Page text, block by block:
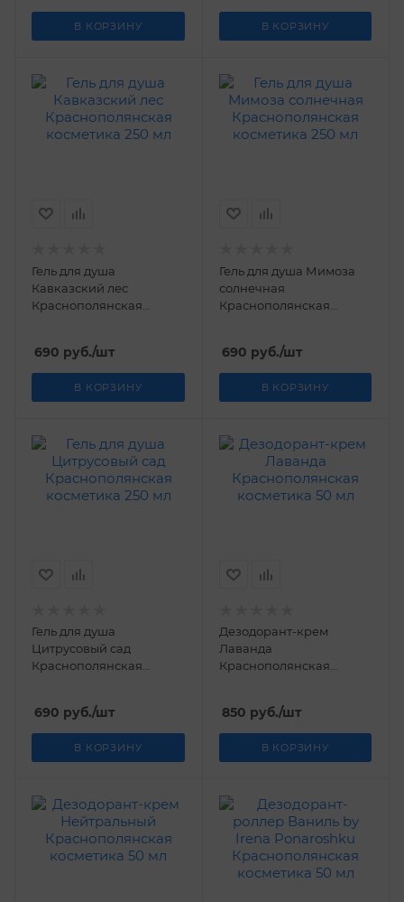
В КОРЗИНУ В КОРЗИНУ
Гель для душа
Кавказский лес
Краснополянская
690 руб./шт
В КОРЗИНУ
Гель для душа Мимоза
солнечная
Краснополянская
690 руб./шт
В КОРЗИНУ
Гель для душа
Цитрусовый сад
Краснополянская
690 руб./шт
В КОРЗИНУ
Дезодорант-крем
Лаванда
Краснополянская
850 руб./шт
В КОРЗИНУ